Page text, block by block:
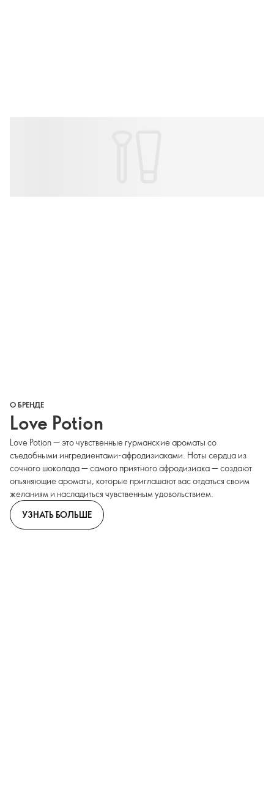
О БРЕНДЕ
Love Potion
Love Potion — это чувственные гурманские ароматы со
съедобными ингредиентами-афродизиаками. Ноты сердца из
сочного шоколада — самого приятного афродизиака — создают
опьяняющие ароматы, которые приглашают вас отдаться своим
желаниям и насладиться чувственным удовольствием.
УЗНАТЬ БОЛЬШЕ